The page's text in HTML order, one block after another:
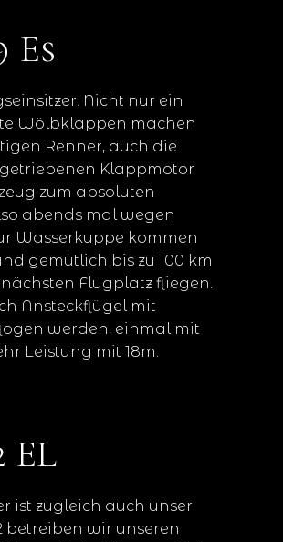
Es
Nicht nur ein
Wölbklappen machen
Renner, auch die
Klappmotor
zum absoluten
abends mal wegen
Wasserkuppe kommen
gemütlich bis zu 100 km
Flugplatz fliegen.
Ansteckflügel mit
werden, einmal mit
Leistung mit 18m.
EL
ist zugleich auch unser
betreiben wir unseren